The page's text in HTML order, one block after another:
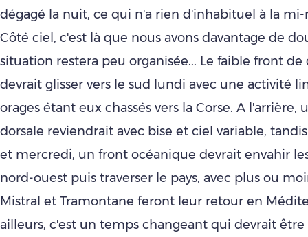
dégagé la nuit, ce qui n'a rien d'inhabituel à la
Côté ciel, c'est là que nous avons davantage de
situation restera peu organisée... Le faible front
devrait glisser vers le sud lundi avec une activité
orages étant eux chassés vers la Corse. A l'arrière,
dorsale reviendrait avec bise et ciel variable,
et mercredi, un front océanique devrait envahir
nord-ouest puis traverser le pays, avec plus ou
Mistral et Tramontane feront leur retour en
ailleurs, c'est un temps changeant qui devrait être